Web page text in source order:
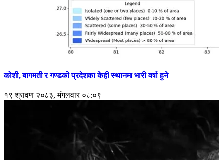
कोशी, बागमती र गण्डकी प्रदेशका केही स्थानमा भारी वर्षा हुने
१९ श्रावण २०८३, मंगलवार ०८:०९